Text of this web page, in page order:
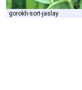
gorokh-sort-jaslay